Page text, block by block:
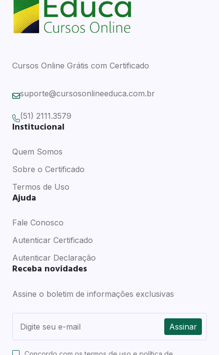
Cursos Online Grátis com Certificado
suporte@cursosonlineeduca.com.br
(51) 2111.3579
Institucional
Quem Somos
Sobre o Certificado
Termos de Uso
Ajuda
Fale Conosco
Autenticar Certificado
Autenticar Declaração
Receba novidades
Assine o boletim de informações exclusivas
Assinar